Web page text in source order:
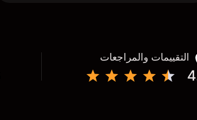
التقييمات والمراجعات